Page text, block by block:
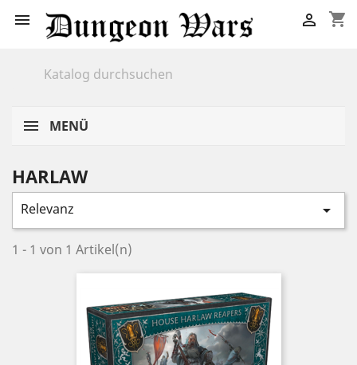
 shopping_cart

MENÜ
HARLAW
Relevanz 
1 - 1 von 1 Artikel(n)